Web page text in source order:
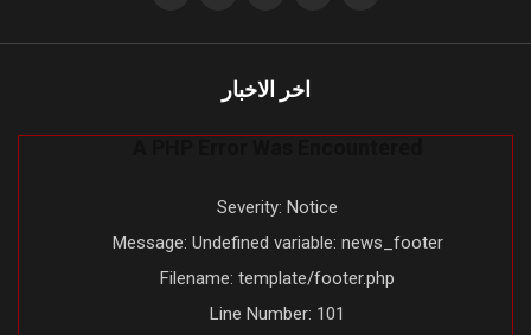
اخر الاخبار
Severity: Notice
Message: Undefined variable: news_footer
Filename: template/footer.php
Line Number: 101